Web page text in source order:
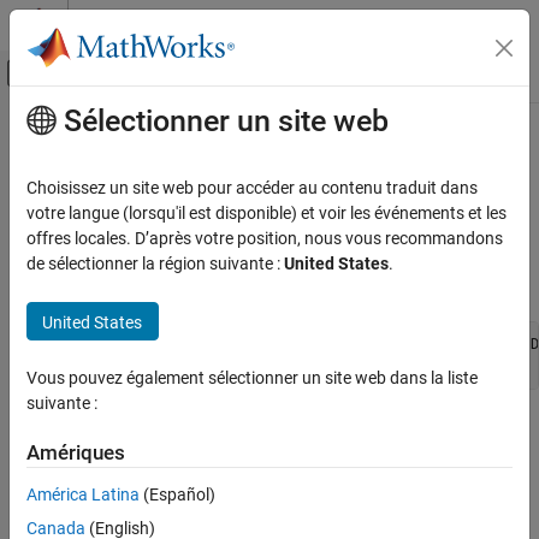
Passer au contenu
Activer/désactiver l'affichage du menu
Accueil de la documentation
Développement FPGA, ASIC et SoC
Fixed-Point Designer
Embedded Implementation
Integrate External Code
Contenu principal
ssGetDataTypeIsFxpFltApiCompat
Determine whether registered data type is supported by API for
user-written fixed-point S-functions
extern int ssGetDataTypeIsFxpFltApiCompat(SimStruct *S,
S
SimStruct representing an S-function block.
Sélectionner un site web
Choisissez un site web pour accéder au contenu traduit dans
votre langue (lorsqu'il est disponible) et voir les événements et les
offres locales. D’après votre position, nous vous recommandons
de sélectionner la région suivante :United States.
United States
Vous pouvez également sélectionner un site web dans la liste
suivante :
Amériques
América Latina (Español)
Canada (English)